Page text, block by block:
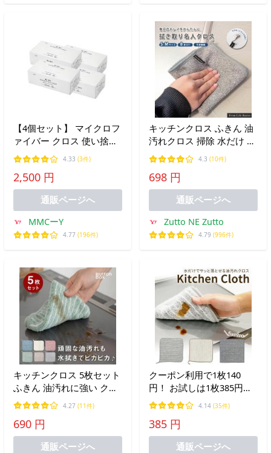
【4個セット】 マイクロフ
ァイバー クロス 使い捨て
20枚入り キャンプ 洗車 台
所 布巾 カインズ
4.33 (3件)
2,500 円
通販ページへ
MMCーY
4.77 (196件)
キッチンクロス ふきん 油
汚れクロス 掃除 水だけ 2
サイズ 8枚セット キッチ
ンタオル 台拭き 台所 タオ
ル 油汚れ マイクロファイ
バー 雑巾 フック付
4.3 (10件)
698 円
通販ページへ
Zutto NE Zutto
4.79 (996件)
キッチンクロス 5枚セット
ふきん 油汚れに強い クロ
ス 食器拭き キッチンタオ
ル 3枚セット 吸水タオル
速乾 大判 台ふき 汚れ拭き
油汚れ お掃除 ダスター 雑
4.27 (11件)
690 円
通販ページへ
クーポン利用で1枚140
円！ お試しは1枚385円！
キッチンクロス 油 汚れ レ
ンジ クロス ふきん 台拭き
タオル コンロ レンジ IH
排気口 油ハネ 掃除 キッチ
4.14 (35件)
385 円
通販ページへ